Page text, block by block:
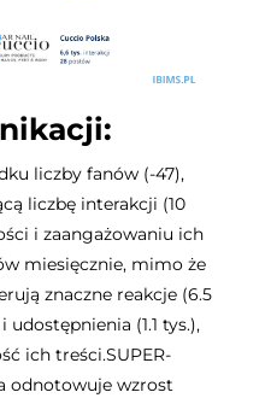
liczby fanów (-47),
liczbę interakcji (10
i zaangażowaniu ich
miesięcznie, mimo że
znaczne reakcje (6.5
udostępnienia (1.1 tys.),
ich treści.SUPER-
odnotowuje wzrost